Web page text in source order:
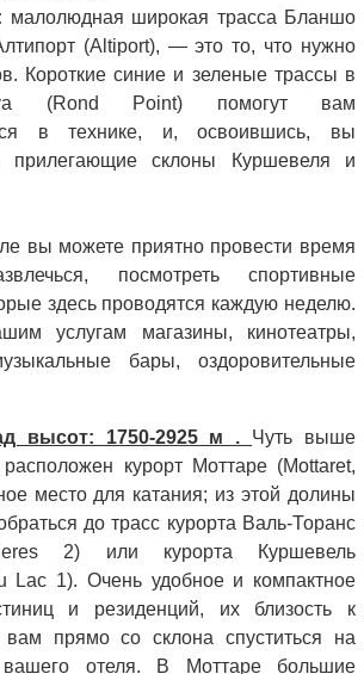
малолюдная широкая трасса Бланшо
(Altiport), — это то, что нужно
Короткие синие и зеленые трассы в
(Rond Point) помогут вам
в технике, и, освоившись, вы
прилегающие склоны Куршевеля и
вы можете приятно провести время
посмотреть спортивные
здесь проводятся каждую неделю.
услугам магазины, кинотеатры,
бары, оздоровительные
высот: 1750-2925 м . Чуть выше
курорт Моттаре (Mottaret,
место для катания; из этой долины
до трасс курорта Валь-Торанс
2) или курорта Куршевель
Lac 1). Очень удобное и компактное
и резиденций, их близость к
вам прямо со склона спуститься на
отеля. В Моттаре большие